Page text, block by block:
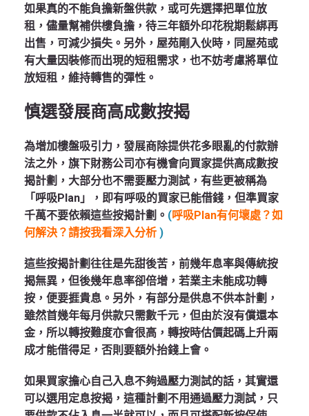
如果真的不能負擔新盤供款，或可先選擇把單位放
租，儘量幫補供樓負擔，待三年額外印花稅期鬆綁再
出售，可減少損失。另外，屋苑剛入伙時，同屋苑或
有大量因裝修而出現的短租需求，也不妨考慮將單位
放短租，維持轉售的彈性。
慎選發展商高成數按揭
為增加樓盤吸引力，發展商除提供花多眼亂的付款辦
法之外，旗下財務公司亦有機會向買家提供高成數按
揭計劃，大部分也不需要壓力測試，有些更被稱為
「呼吸Plan」，即有呼吸的買家已能借錢，但準買家
千萬不要依賴這些按揭計劃。 (呼吸Plan有何壞處？如
何解決？請按我看深入分析 )
這些按揭計劃往往是先甜後苦，前幾年息率與傳統按
揭無異，但後幾年息率卻倍增，若業主未能成功轉
按，便要捱貴息。另外，有部分是供息不供本計劃，
雖然首幾年每月供款只需數千元，但由於沒有償還本
金，所以轉按難度亦會很高，轉按時估價起碼上升兩
成才能借得足，否則要額外抬錢上會。
如果買家擔心自己入息不夠過壓力測試的話，其實還
可以選用定息按揭，這種計劃不用通過壓力測試，只